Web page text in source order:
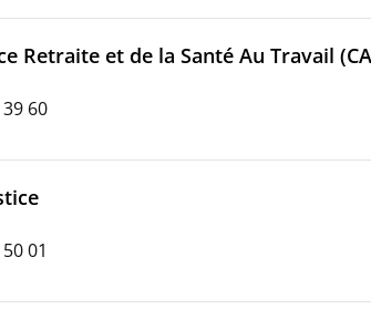
Retraite et de la Santé Au Travail
60
01